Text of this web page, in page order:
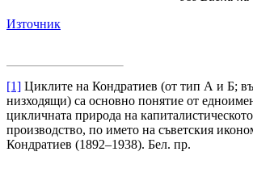
Източник
[1] Циклите на Кондратиев (от тип А и Б;
низходящи) са основно понятие от
цикличната природа на
производство, по името на съветския
Кондратиев (1892–1938). Бел. пр.